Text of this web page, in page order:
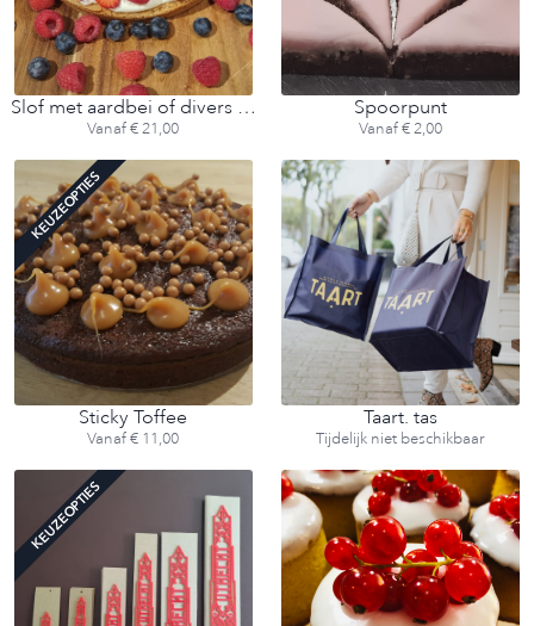
Slof met aardbei of divers fruit
Vanaf € 21,00
Spoorpunt
Vanaf € 2,00
KEUZEOPTIES
Sticky Toffee
Vanaf € 11,00
Taart. tas
Tijdelijk niet beschikbaar
KEUZEOPTIES